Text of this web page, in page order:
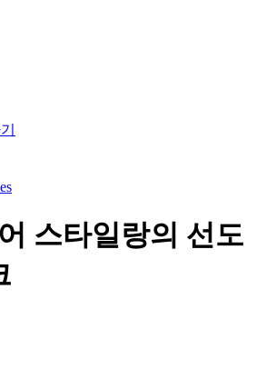
스타일랑의 선도